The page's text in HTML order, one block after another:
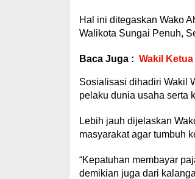
Hal ini ditegaskan Wako
Walikota Sungai Penuh,
Baca Juga : Wakil
Sosialisasi dihadiri Wakil
pelaku dunia usaha serta
Lebih jauh dijelaskan
masyarakat agar tumbuh
“Kepatuhan membayar
demikian juga dari